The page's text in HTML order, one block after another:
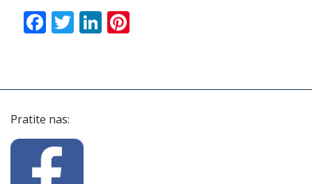
Facebook
TwitterLinkedIn
Pratite nas: